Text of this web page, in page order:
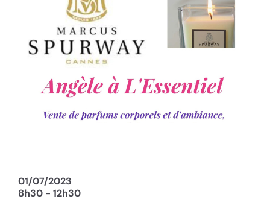
01/07/2023
8h30 - 12h30